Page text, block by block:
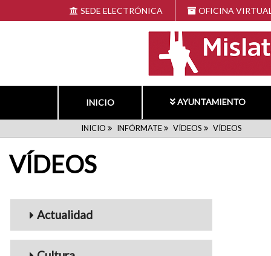
al
SEDE ELECTRÓNICA OFICINA
INICIO AYUNTAMIENTO
RUTA
DE
NAVEGACIÓN
INICIO INFÓRMATE VÍDEOS VÍDEOS
VÍDEOS
Menu_Videos
Actualidad